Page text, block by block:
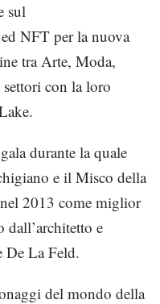
sul
NFT per la nuova
tra Arte, Moda,
con la loro
durante la quale
e il Misco della
2013 come miglior
dall’architetto e
De La Feld.
del mondo della